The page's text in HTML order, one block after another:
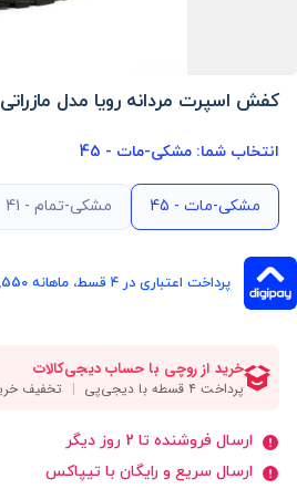
کفش اسپرت مردانه رویا مدل مازراتی
انتخاب شما: مشکی-مات - 45
مشکی-مات - 45 مشکی-تمام - 41
پرداخت اعتباری در ۴ قسط، ماهانه 854,550 تومان
ارسال فروشنده تا 2 روز دیگر
ارسال سریع و رایگان با تیپاکس